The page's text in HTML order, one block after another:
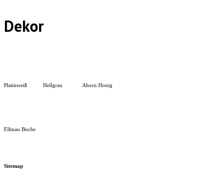
Dekor
Platinweiß Hellgrau Ahorn Honig
Ellmau Buche
Sitemap